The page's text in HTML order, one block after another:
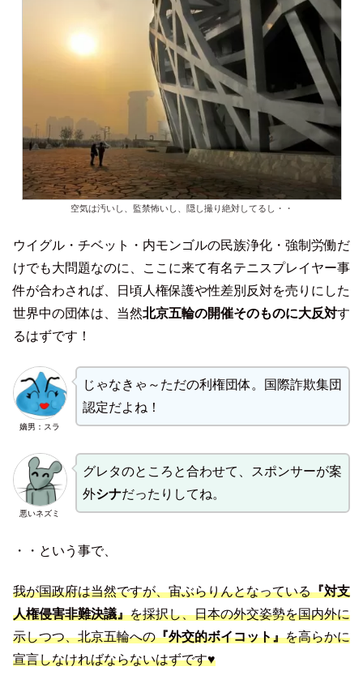
空気は汚いし、監禁怖いし、隠し撮り絶対してるし・・
ウイグル・チベット・内モンゴルの民族浄化・強制労働だ
けでも大問題なのに、ここに来て有名テニスプレイヤー事
件が合わされば、日頃人権保護や性差別反対を売りにした
世界中の団体は、当然北京五輪の開催そのものに大反対す
るはずです！
嫡男：スラ
じゃなきゃ～ただの利権団体。国際詐欺集団
認定だよね！
悪いネズミ
グレタのところと合わせて、スポンサーが案
外シナだったりしてね。
・・という事で、
我が国政府は当然ですが、宙ぶらりんとなっている『対支
人権侵害非難決議』を採択し、日本の外交姿勢を国内外に
示しつつ、北京五輪への『外交的ボイコット』を高らかに
宣言しなければならないはずです♥